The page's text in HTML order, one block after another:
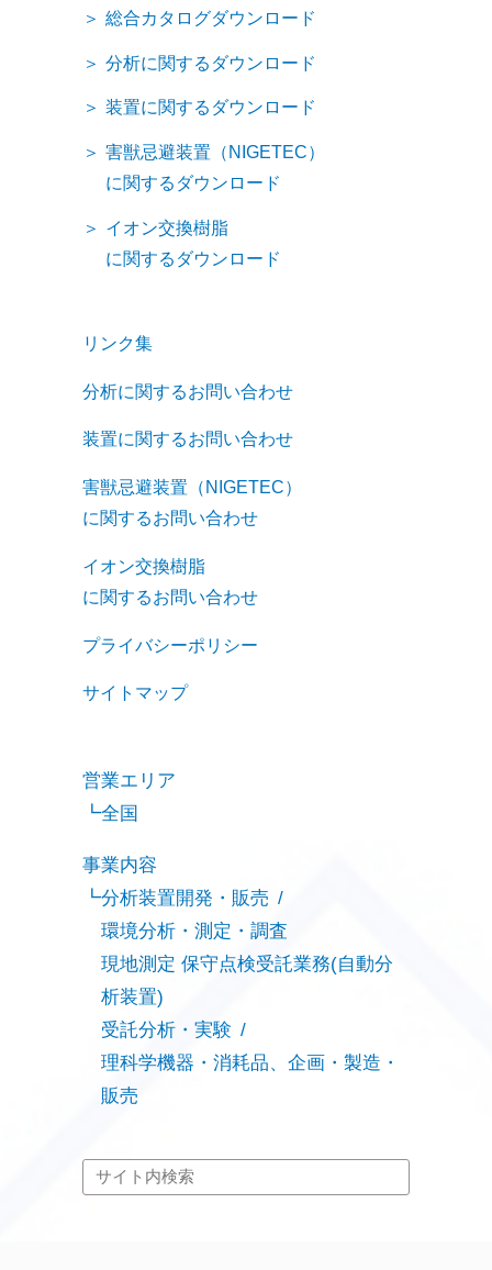
総合カタログダウンロード
分析に関するダウンロード
装置に関するダウンロード
害獣忌避装置（NIGETEC）
に関するダウンロード
イオン交換樹脂
に関するダウンロード
リンク集
分析に関するお問い合わせ
装置に関するお問い合わせ
害獣忌避装置（NIGETEC）
に関するお問い合わせ
イオン交換樹脂
に関するお問い合わせ
プライバシーポリシー
サイトマップ
営業エリア
全国
事業内容
分析装置開発・販売
環境分析・測定・調査
現地測定 保守点検受託業務(自動分
析装置)
受託分析・実験
理科学機器・消耗品、企画・製造・
販売